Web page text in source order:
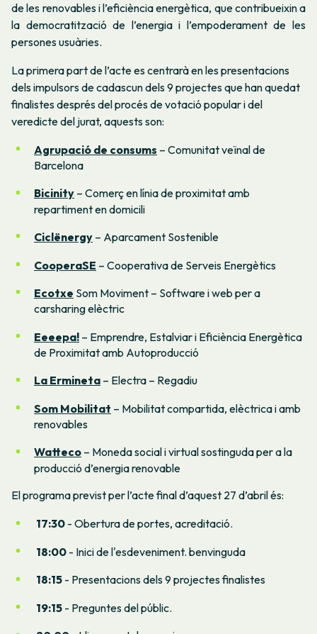
de les renovables i l’eficiència energètica, que contribueixin a
la democratització de l’energia i l’empoderament de les
persones usuàries.
La primera part de l’acte es centrarà en les presentacions
dels impulsors de cadascun dels 9 projectes que han quedat
finalistes després del procés de votació popular i del
veredicte del jurat, aquests son:
Agrupació de consums – Comunitat veïnal de
Barcelona
Bicinity – Comerç en línia de proximitat amb
repartiment en domicili
Ciclënergy – Aparcament Sostenible
CooperaSE – Cooperativa de Serveis Energètics
Ecotxe Som Moviment – Software i web per a
carsharing elèctric
Eeeepa! – Emprendre, Estalviar i Eficiència Energètica
de Proximitat amb Autoproducció
La Ermineta – Electra – Regadiu
Som Mobilitat – Mobilitat compartida, elèctrica i amb
renovables
Watteco – Moneda social i virtual sostinguda per a la
producció d’energia renovable
El programa previst per l’acte final d’aquest 27 d’abril és:
17:30 - Obertura de portes, acreditació.
18:00 - Inici de l'esdeveniment. benvinguda
18:15 - Presentacions dels 9 projectes finalistes
19:15 - Preguntes del públic.